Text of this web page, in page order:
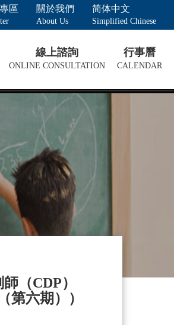
區 關於我們
About Us
简体中文
Simplified Chinese
線上諮詢
ONLINE CONSULTATION
行事曆
CALENDAR
（CDP）
第六期））